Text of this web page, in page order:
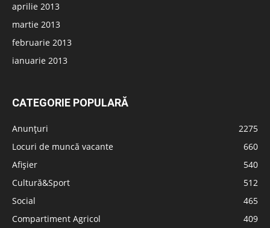
aprilie 2013
martie 2013
februarie 2013
ianuarie 2013
CATEGORIE POPULARĂ
Anunțuri
2275
Locuri de muncă vacante
660
Afișier
540
Cultură&Sport
512
Social
465
Compartiment Agricol
409